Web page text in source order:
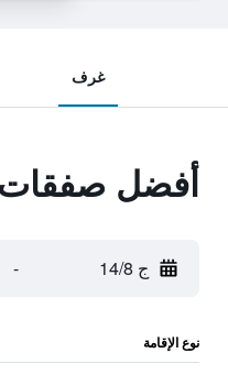
غرف
أفضل صفقات
ج 14/8 -
نوع الإقامة